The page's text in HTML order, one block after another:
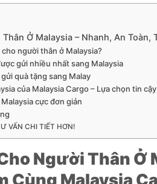
Ở Malaysia – Nhanh, An
người thân ở Malaysia?
gửi nhiều nhất sang Malaysia
quà tặng sang Malay
của Malaysia Cargo – Lựa chọn tin
cực đơn giản
VẤN CHI TIẾT HƠN!
Người Thân Ở